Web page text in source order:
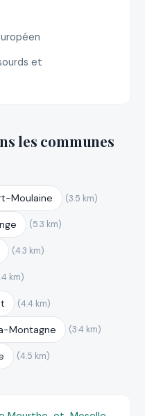
et
les communes
Moulaine (3.5 km)
(5.3 km)
(4.3 km)
km)
(4.4 km)
Montagne (3.4 km)
(4.5 km)